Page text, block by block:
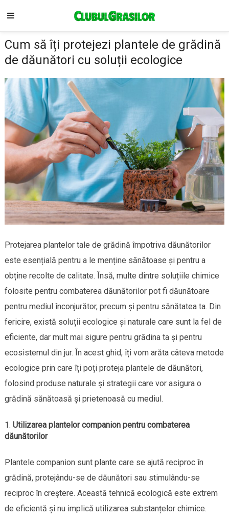
Cum să îți protejezi plantele de grădină
de dăunători cu soluții ecologice
Protejarea plantelor tale de grădină împotriva dăunătorilor
este esențială pentru a le menține sănătoase și pentru a
obține recolte de calitate. Însă, multe dintre soluțiile chimice
folosite pentru combaterea dăunătorilor pot fi dăunătoare
pentru mediul înconjurător, precum și pentru sănătatea ta. Din
fericire, există soluții ecologice și naturale care sunt la fel de
eficiente, dar mult mai sigure pentru grădina ta și pentru
ecosistemul din jur. În acest ghid, îți vom arăta câteva metode
ecologice prin care îți poți proteja plantele de dăunători,
folosind produse naturale și strategii care vor asigura o
grădină sănătoasă și prietenoasă cu mediul.
Utilizarea plantelor companion pentru combaterea
dăunătorilor
Plantele companion sunt plante care se ajută reciproc în
grădină, protejându-se de dăunători sau stimulându-se
reciproc în creștere. Această tehnică ecologică este extrem
de eficientă și nu implică utilizarea substanțelor chimice.